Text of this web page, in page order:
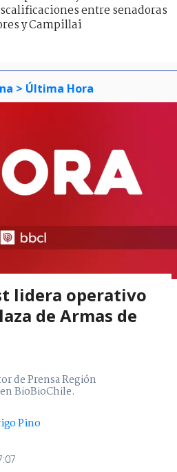
entre senadoras
y Campillai
> Última Hora
lidera operativo
de Armas de
de Prensa Región
BioBioChile.
Pino